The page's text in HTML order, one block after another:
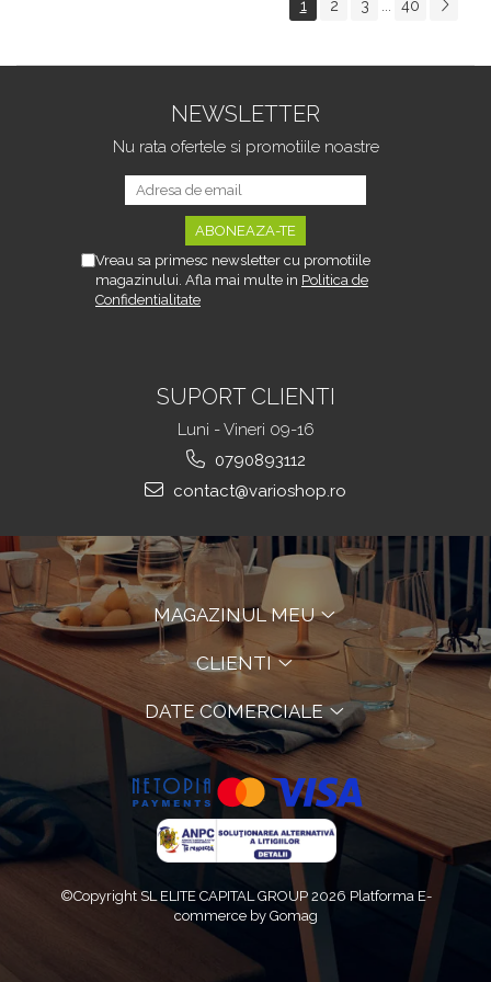
sau Portbagajului,
1 2 3 ... 40
NEWSLETTER
Nu rata ofertele si promotiile noastre
Vreau sa primesc newsletter cu promotiile
magazinului. Afla mai multe in Politica de
Confidentialitate
SUPORT CLIENTI
Luni - Vineri 09-16
0790893112
contact@varioshop.ro
MAGAZINUL MEU
CLIENTI
DATE COMERCIALE
©Copyright SL ELITE CAPITAL GROUP 2026 Platforma E-
commerce by Gomag